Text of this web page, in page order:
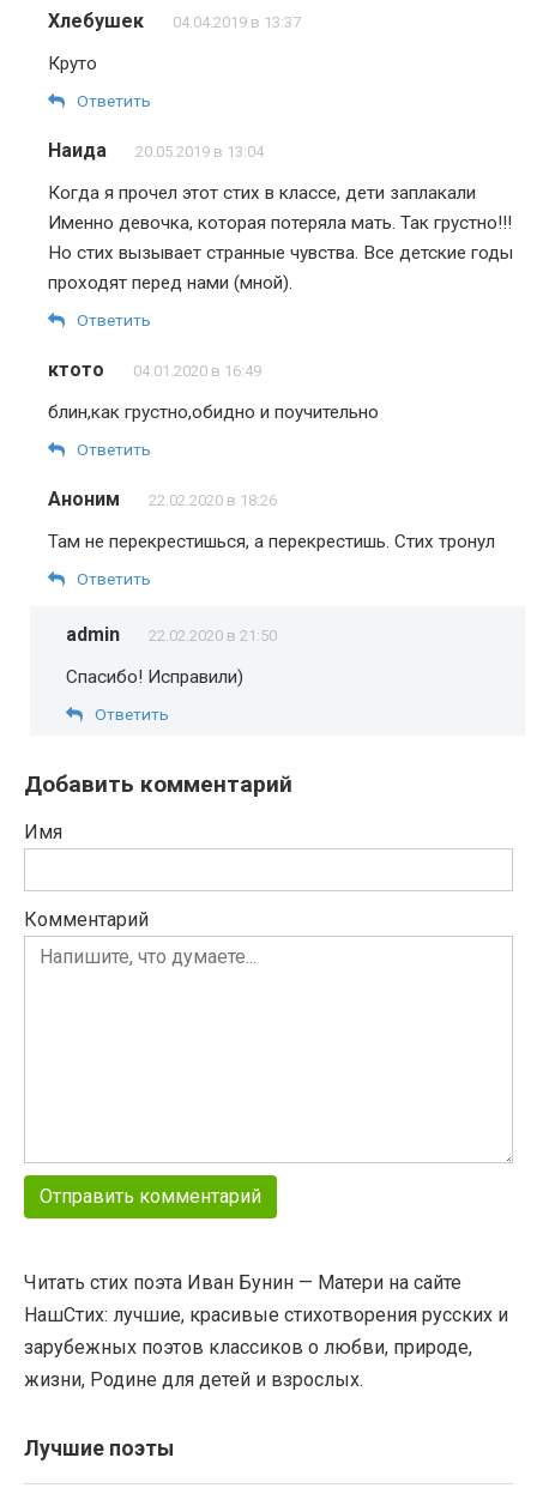
Хлебушек 04.04.2019 в 13:37
Круто
Ответить
Наида 20.05.2019 в 13:04
Когда я прочел этот стих в классе, дети заплакали
Именно девочка, которая потеряла мать. Так грустно!!!
Но стих вызывает странные чувства. Все детские годы
проходят перед нами (мной).
Ответить
ктото 04.01.2020 в 16:49
блин,как грустно,обидно и поучительно
Ответить
Аноним 22.02.2020 в 18:26
Там не перекрестишься, а перекрестишь. Стих тронул
Ответить
admin 22.02.2020 в 21:50
Спасибо! Исправили)
Ответить
Добавить комментарий
Имя
Комментарий
Читать стих поэта Иван Бунин — Матери на сайте
НашСтих: лучшие, красивые стихотворения русских и
зарубежных поэтов классиков о любви, природе,
жизни, Родине для детей и взрослых.
Лучшие поэты